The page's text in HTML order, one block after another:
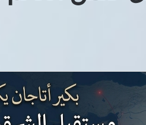
السيد
البدوي